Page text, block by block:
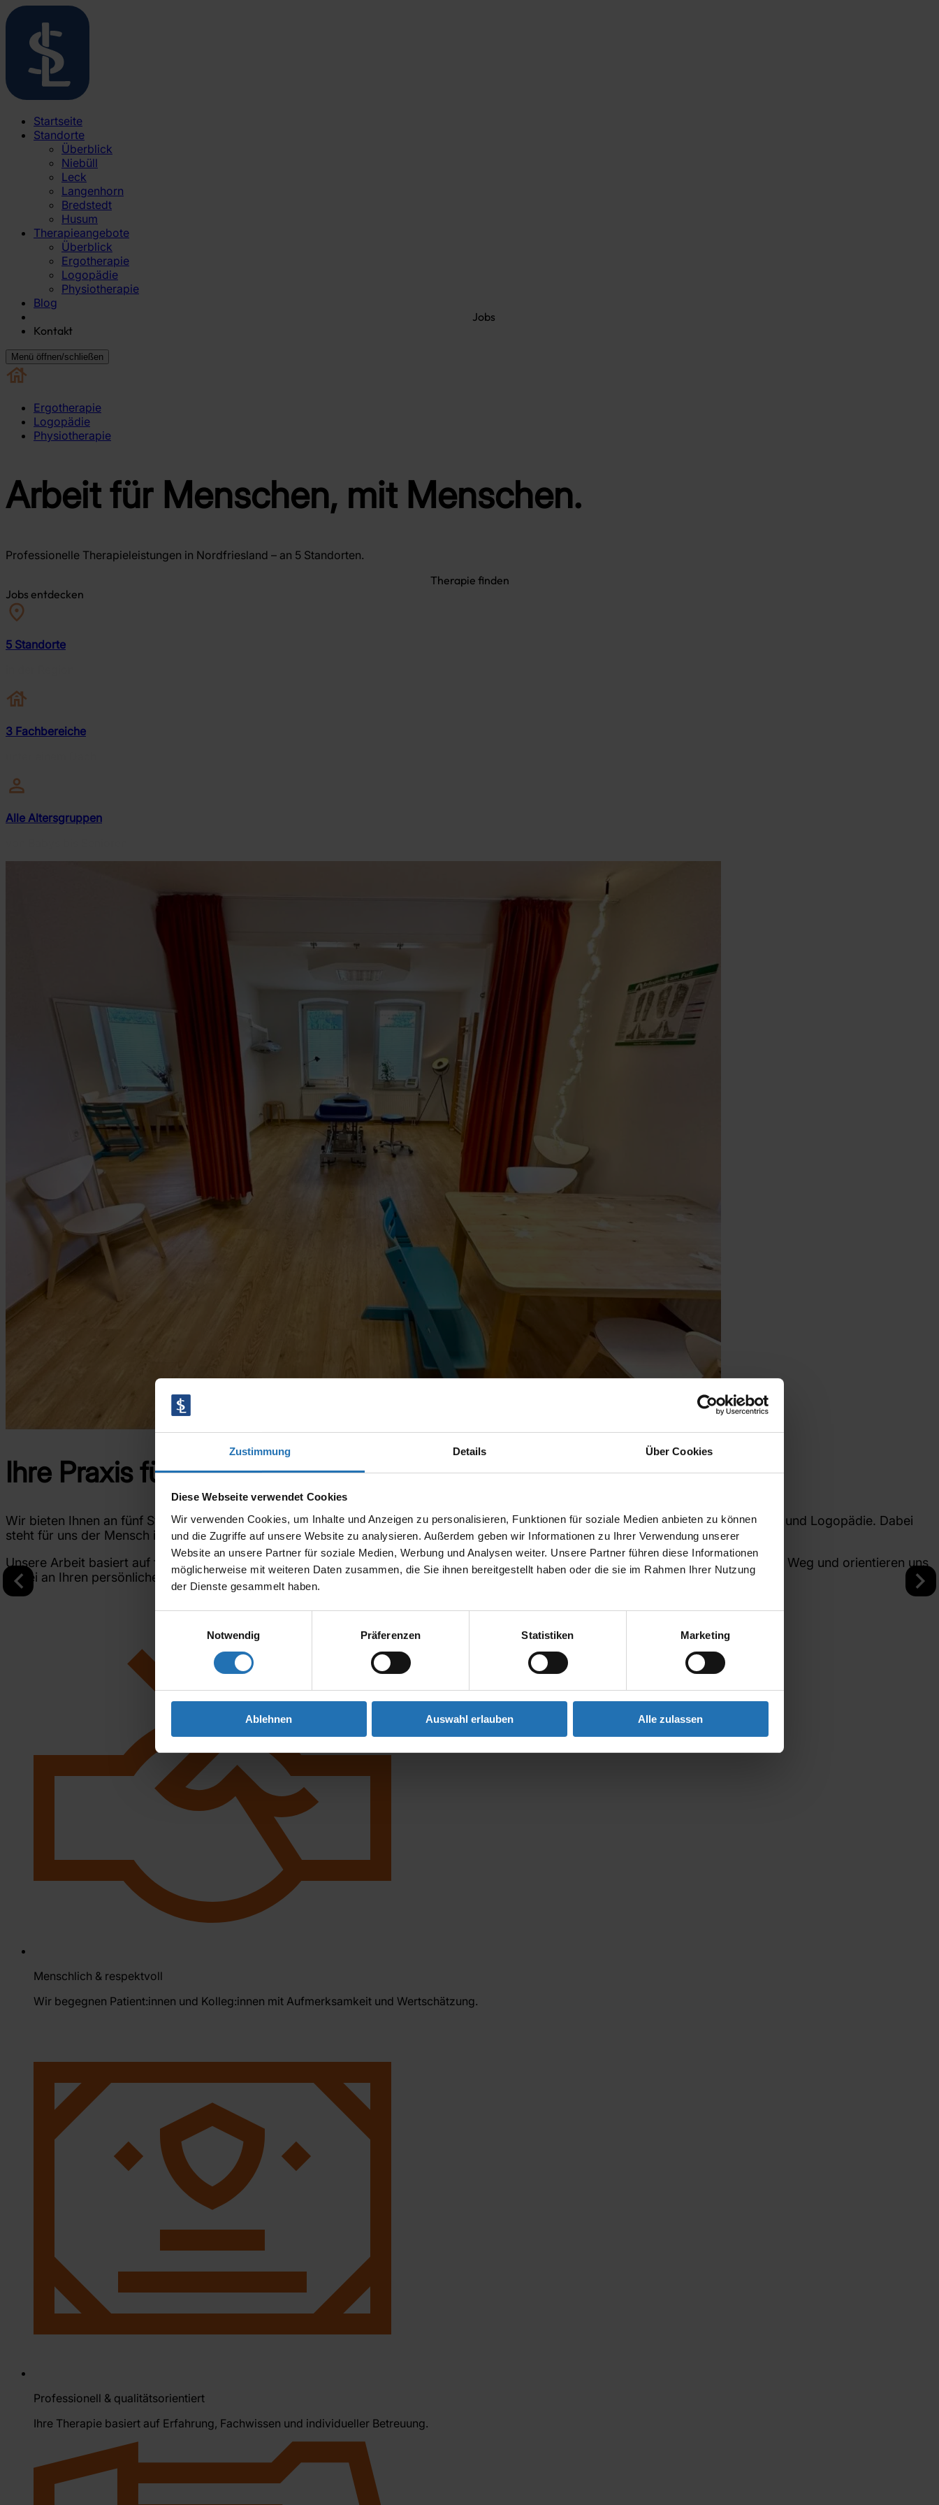
Zustimmung Details Über Cookies
Diese Webseite verwendet Cookies
Wir verwenden Cookies, um Inhalte und Anzeigen zu personalisieren, Funktionen für soziale Medien anbieten zu können
und die Zugriffe auf unsere Website zu analysieren. Außerdem geben wir Informationen zu Ihrer Verwendung unserer
Website an unsere Partner für soziale Medien, Werbung und Analysen weiter. Unsere Partner führen diese Informationen
möglicherweise mit weiteren Daten zusammen, die Sie ihnen bereitgestellt haben oder die sie im Rahmen Ihrer Nutzung
der Dienste gesammelt haben.
Notwendig
Präferenzen Statistiken Marketing
Ablehnen Auswahl erlauben Alle zulassen
Startseite
Standorte
Überblick
Niebüll
Leck
Langenhorn
Bredstedt
Husum
Therapieangebote
Überblick
Ergotherapie
Logopädie
Physiotherapie
Blog
Jobs
Kontakt
Menü öffnen/schließen
Ergotherapie
Logopädie
Physiotherapie
Arbeit für Menschen, mit Menschen.
Professionelle Therapieleistungen in Nordfriesland – an 5 Standorten.
Therapie finden
Jobs entdecken
5 Standorte
3 Fachbereiche
Alle Altersgruppen
Ihre Praxis für professionelle Therapien
Wir bieten Ihnen an fünf Standorten in Nordfriesland ein umfassendes Therapieangebot in den Bereichen Physiotherapie, Ergotherapie und Logopädie. Dabei
steht für uns der Mensch im Mittelpunkt – mit dem Ziel, Ihre Selbstständigkeit, Gesundheit und Lebensqualität nachhaltig zu fördern.
Unsere Arbeit basiert auf fachlicher Qualität, Erfahrung und einer individuellen Betreuung. Wir begleiten Sie Schritt für Schritt auf Ihrem Weg und orientieren uns
dabei an Ihren persönlichen Zielen und Bedürfnissen.
Menschlich & respektvoll
Wir begegnen Patient:innen und Kolleg:innen mit Aufmerksamkeit und Wertschätzung.
Professionell & qualitätsorientiert
Ihre Therapie basiert auf Erfahrung, Fachwissen und individueller Betreuung.